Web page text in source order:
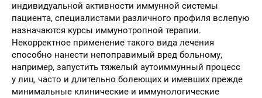
индивидуальной активности иммунной системы
пациента, специалистами различного профиля вслепую
назначаются курсы иммунотропной терапии.
Некорректное применение такого вида лечения
способно нанести непоправимый вред больному,
например, запустить тяжелый аутоиммунный процесс
у лиц, часто и длительно болеющих и имевших прежде
минимальные клинические и иммунологические